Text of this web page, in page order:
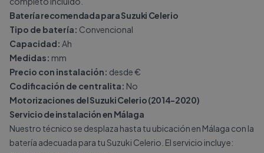
Batería recomendada para Suzuki Celerio
Tipo de batería: Convencional
Capacidad: Ah
Medidas: mm
Precio con instalación: desde €
Codificación de centralita: No
Motorizaciones del Suzuki Celerio (2014-2020)
Servicio de instalación en Málaga
Nuestro técnico se desplaza hasta tu ubicación en Málaga con la
batería adecuada para tu Suzuki Celerio. El servicio incluye: